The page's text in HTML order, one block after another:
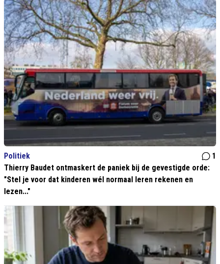
Politiek
1
Thierry Baudet ontmaskert de paniek bij de gevestigde orde:
"Stel je voor dat kinderen wél normaal leren rekenen en
lezen..."